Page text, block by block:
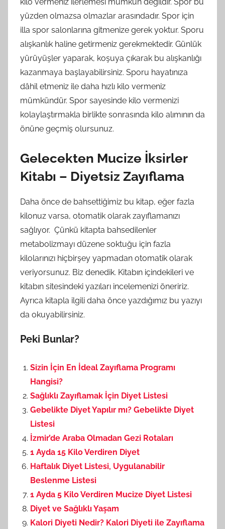
yüzden olmazsa olmazlar arasındadır. Spor için
illa spor salonlarına gitmenize gerek yoktur. Sporu
alışkanlık haline getirmeniz gerekmektedir. Günlük
yürüyüşler yaparak, koşuya çıkarak bu alışkanlığı
kazanmaya başlayabilirsiniz. Sporu hayatınıza
dâhil etmeniz ile daha hızlı kilo vermeniz
mümkündür. Spor sayesinde kilo vermenizi
kolaylaştırmakla birlikte sonrasında kilo alımının da
önüne geçmiş olursunuz.
Gelecekten Mucize İksirler
Kitabı – Diyetsiz Zayıflama
Daha önce de bahsettiğimiz bu kitap, eğer fazla
kilonuz varsa, otomatik olarak zayıflamanızı
sağlıyor. Çünkü kitapta bahsedilenler
metabolizmayı düzene soktuğu için fazla
kilolarınızı hiçbirşey yapmadan otomatik olarak
veriyorsunuz. Biz denedik. Kitabın içindekileri ve
kitabın sitesindeki yazıları incelemenizi öneririz.
Ayrıca kitapla ilgili daha önce yazdığımız bu yazıyı
da okuyabilirsiniz.
Peki Bunlar?
Sizin İçin En İdeal Zayıflama Programı
Hangisi?
Sağlıklı Zayıflamak İçin Diyet Listesi
Gebelikte Diyet Yapılır mı? Gebelikte Diyet
Listesi
İzmir’de Araba Olmadan Gezi Rotaları
1 Ayda 15 Kilo Verdiren Diyet
Haftalık Diyet Listesi, Uygulanabilir
Beslenme Listesi
1 Ayda 5 Kilo Verdiren Mucize Diyet Listesi
Diyet ve Sağlıklı Yaşam
Kalori Diyeti Nedir? Kalori Diyeti ile Zayıflama